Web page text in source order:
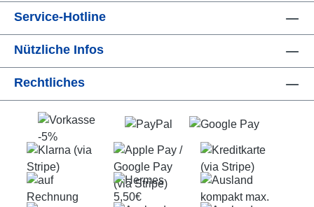
Service-Hotline
Nützliche Infos
Rechtliches